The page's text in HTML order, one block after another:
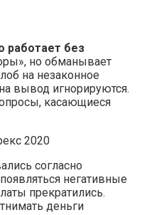
работает без
но обманывает
на незаконное
вывод игнорируются.
касающиеся
согласно
негативные
прекратились.
деньги